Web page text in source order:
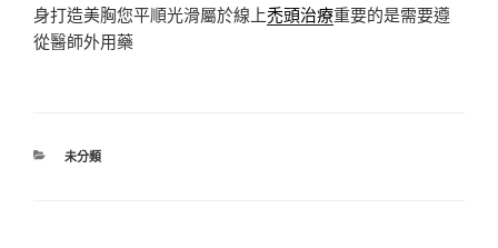
身打造美胸您平順光滑屬於線上禿頭治療重要的是需要遵
從醫師外用藥
分
未分類